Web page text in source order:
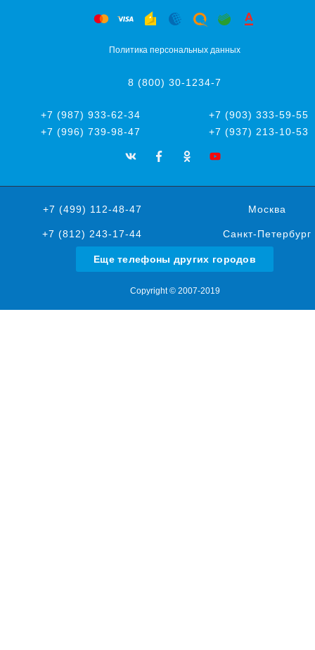
Политика персональных данных
8 (800) 30-1234-7
+7 (987) 933-62-34
+7 (903) 333-59-55
+7 (996) 739-98-47
+7 (937) 213-10-53
+7 (499) 112-48-47 Москва
+7 (812) 243-17-44 Санкт-Петербург
Еще телефоны других городов
Copyright © 2007-2019